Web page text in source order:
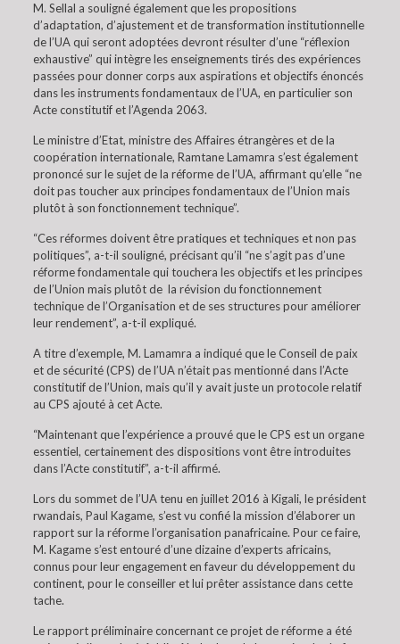
M. Sellal a souligné également que les propositions
d’adaptation, d’ajustement et de transformation institutionnelle
de l’UA qui seront adoptées devront résulter d’une “réflexion
exhaustive” qui intègre les enseignements tirés des expériences
passées pour donner corps aux aspirations et objectifs énoncés
dans les instruments fondamentaux de l’UA, en particulier son
Acte constitutif et l’Agenda 2063.
Le ministre d’Etat, ministre des Affaires étrangères et de la
coopération internationale, Ramtane Lamamra s’est également
prononcé sur le sujet de la réforme de l’UA, affirmant qu’elle “ne
doit pas toucher aux principes fondamentaux de l’Union mais
plutôt à son fonctionnement technique”.
“Ces réformes doivent être pratiques et techniques et non pas
politiques”, a-t-il souligné, précisant qu’il “ne s’agit pas d’une
réforme fondamentale qui touchera les objectifs et les principes
de l’Union mais plutôt de la révision du fonctionnement
technique de l’Organisation et de ses structures pour améliorer
leur rendement”, a-t-il expliqué.
A titre d’exemple, M. Lamamra a indiqué que le Conseil de paix
et de sécurité (CPS) de l’UA n’était pas mentionné dans l’Acte
constitutif de l’Union, mais qu’il y avait juste un protocole relatif
au CPS ajouté à cet Acte.
“Maintenant que l’expérience a prouvé que le CPS est un organe
essentiel, certainement des dispositions vont être introduites
dans l’Acte constitutif”, a-t-il affirmé.
Lors du sommet de l’UA tenu en juillet 2016 à Kigali, le président
rwandais, Paul Kagame, s’est vu confié la mission d’élaborer un
rapport sur la réforme l’organisation panafricaine. Pour ce faire,
M. Kagame s’est entouré d’une dizaine d’experts africains,
connus pour leur engagement en faveur du développement du
continent, pour le conseiller et lui prêter assistance dans cette
tache.
Le rapport préliminaire concernant ce projet de réforme a été